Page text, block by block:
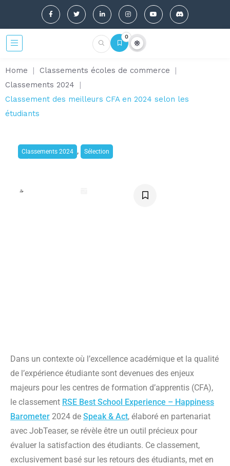
0
Home | Classements écoles de commerce
|
Classements 2024
|
Classement des meilleurs CFA en 2024 selon les
étudiants
Classements 2024 , Sélection
Dans un contexte où l’excellence académique et la qualité
de l’expérience étudiante sont devenues des enjeux
majeurs pour les centres de formation d’apprentis (CFA),
le classement RSE Best School Experience – Happiness
Barometer 2024 de Speak & Act, élaboré en partenariat
avec JobTeaser, se révèle être un outil précieux pour
évaluer la satisfaction des étudiants. Ce classement,
exclusivement basé sur les retours des étudiants, met en